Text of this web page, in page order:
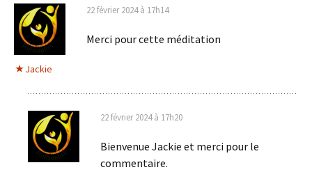
Jackie
22 février 2024 à 17h14
Merci pour cette méditation
22 février 2024 à 17h20
Bienvenue Jackie et merci pour le
commentaire.